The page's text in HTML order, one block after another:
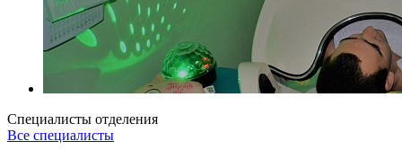
Специалисты отделения
Все специалисты